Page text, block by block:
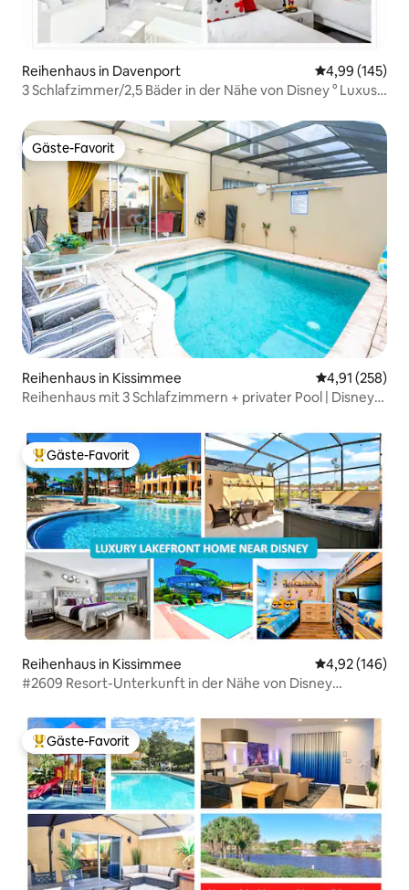
Reihenhaus in Davenport
4,99 (145)
3 Schlafzimmer/2,5 Bäder in der Nähe von Disney ° Luxus-
Gäste-Favorit
Gäste-Favorit
Reihenhaus in Kissimmee
4,91 (258)
Reihenhaus mit 3 Schlafzimmern + privater Pool | Disney-
Beliebter Gäste-Favorit.
Gäste-Favorit
Reihenhaus in Kissimmee
4,92 (146)
#2609 Resort-Unterkunft in der Nähe von Disney
Beliebter Gäste-Favorit.
Gäste-Favorit